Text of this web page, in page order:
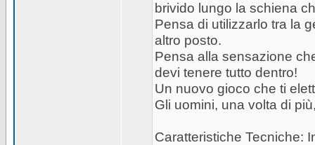
brivido lungo la schiena
Pensa di utilizzarlo tra la
altro posto.
Pensa alla sensazione
devi tenere tutto dentro!
Un nuovo gioco che ti
Gli uomini, una volta di
Caratteristiche Tecniche: